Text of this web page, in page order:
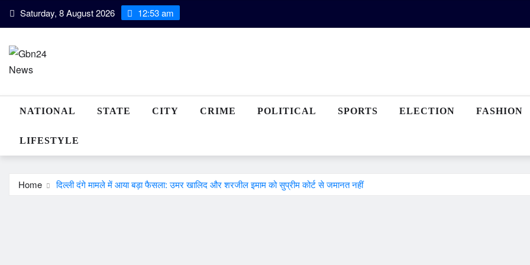
Skip Saturday, 8 August 2026 12:53 am
NATIONAL STATE CITY CRIME POLITICAL SPORTS ELECTION FASHION
LIFESTYLE
Home दिल्ली दंगे मामले में आया बड़ा फैसला: उमर खालिद और शरजील इमाम को सुप्रीम कोर्ट से जमानत नहीं